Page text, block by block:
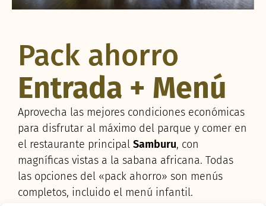
Pack ahorro
Entrada + Menú
Aprovecha las mejores condiciones económicas
para disfrutar al máximo del parque y comer en
el restaurante principal Samburu, con
magníficas vistas a la sabana africana. Todas
las opciones del «pack ahorro» son menús
completos, incluido el menú infantil.